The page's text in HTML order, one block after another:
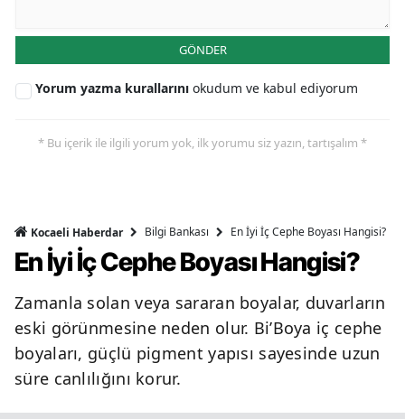
GÖNDER
Yorum yazma kurallarını okudum ve kabul ediyorum
* Bu içerik ile ilgili yorum yok, ilk yorumu siz yazın, tartışalım *
Kocaeli Haberdar Bilgi Bankası En İyi İç Cephe Boyası Hangisi?
En İyi İç Cephe Boyası Hangisi?
Zamanla solan veya sararan boyalar, duvarların
eski görünmesine neden olur. Bi’Boya iç cephe
boyaları, güçlü pigment yapısı sayesinde uzun
süre canlılığını korur.